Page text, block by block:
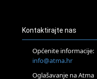
Tečaj Višeg Vodstva,
25.08.
Upisi u program
generacija kreće 25.08. 2026.
Kontaktirajte nas
Općenite informacije:
info@atma.hr
Oglašavanje na Atma